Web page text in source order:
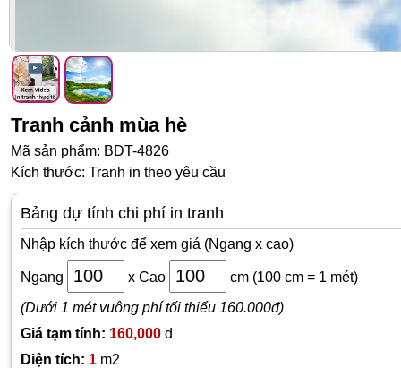
Tranh cảnh mùa hè
Mã sản phẩm: BDT-4826
Kích thước: Tranh in theo yêu cầu
Bảng dự tính chi phí in tranh
Nhập kích thước để xem giá (Ngang x cao)
Ngang x Cao cm (100 cm = 1 mét)
(Dưới 1 mét vuông phí tối thiểu 160.000đ)
Giá tạm tính: 160,000 đ
Diện tích: 1 m2